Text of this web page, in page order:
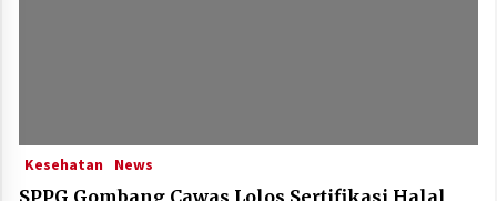
Kesehatan News